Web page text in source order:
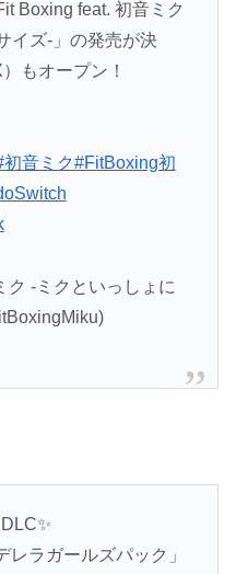
Boxing feat. 初音ミク
イズ-」の発売が決
もオープン！
初音ミク#FitBoxing初
-ミクといっしょに
レラガールズパック」